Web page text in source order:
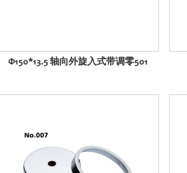
Φ150*13.5 轴向外旋入式带调零501